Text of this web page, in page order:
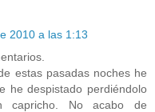
2010 a las 1:13
estas pasadas noches he
he despistado perdiéndolo
capricho. No acabo de